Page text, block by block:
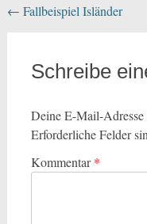
← Fallbeispiel Isländer
Schreibe
Deine E-Mail-
Erforderliche Felder
Kommentar*